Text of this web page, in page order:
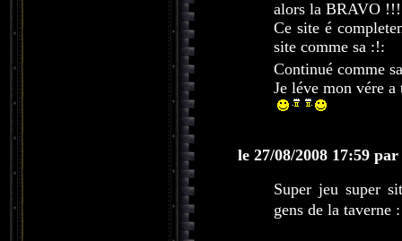
alors la
Ce site é
site comme sa :!:
Continué comme
Je léve mon vére
le 27/08/2008 17:59
Super jeu super
gens de la taverne